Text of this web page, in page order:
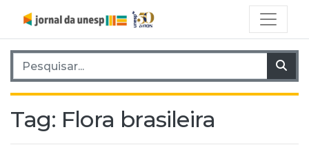
Pesquisar por:
Tag: Flora brasileira